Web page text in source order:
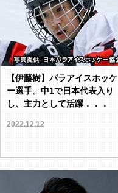
【伊藤樹】パラアイスホッケ
ー選手。中1で日本代表入り
し、主力として活躍．．．
2022.12.12